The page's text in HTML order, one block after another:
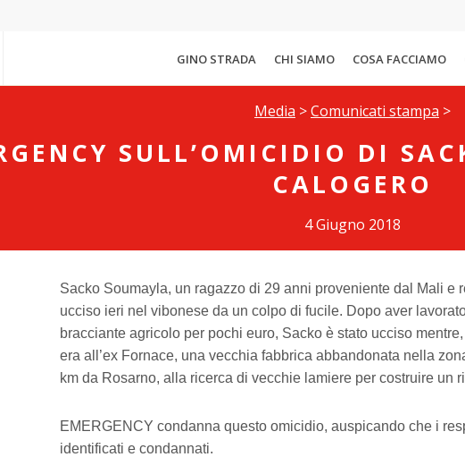
GINO STRADA CHI SIAMO COSA FACCIAMO
Media >Comunicati stampa >
SULL’OMICIDIO DI
CALOGERO
4 Giugno 2018
Sacko Soumayla, un ragazzo di 29 anni proveniente dal Mali e
ucciso ieri nel vibonese da un colpo di fucile. Dopo aver
bracciante agricolo per pochi euro, Sacko è stato ucciso
era all’ex Fornace, una vecchia fabbrica abbandonata nella
km da Rosarno, alla ricerca di vecchie lamiere per costruire un
EMERGENCY condanna questo omicidio, auspicando che i
identificati e condannati.